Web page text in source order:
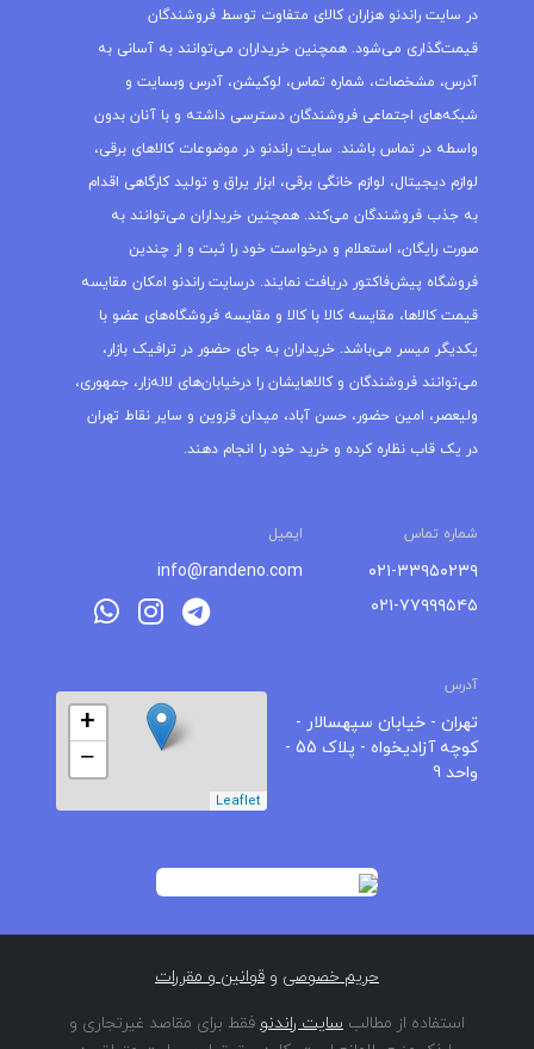
در سایت راندنو هزاران کالای متفاوت توسط فروشندگان
قیمت‌گذاری می‌شود. همچنین خریداران می‌توانند به آسانی به
آدرس، مشخصات، شماره تماس، لوکیشن، آدرس وبسایت و
شبکه‌های اجتماعی فروشندگان دسترسی داشته و با آنان بدون
واسطه در تماس باشند. سایت راندنو در موضوعات کالاهای برقی،
لوازم دیجیتال، لوازم خانگی برقی، ابزار یراق و تولید کارگاهی اقدام
به جذب فروشندگان می‌کند. همچنین خریداران می‌توانند به
صورت رایگان، استعلام و درخواست خود را ثبت و از چندین
فروشگاه پیش‌فاکتور دریافت نمایند. درسایت راندنو امکان مقایسه
قیمت کالاها، مقایسه کالا با کالا و مقایسه فروشگاه‌های عضو با
یکدیگر میسر می‌باشد. خریداران به جای حضور در ترافیک بازار،
می‌توانند فروشندگان و کالاهایشان را درخیابان‌های لاله‌زار، جمهوری،
ولیعصر، امین حضور، حسن آباد، میدان قزوین و سایر نقاط تهران
در یک قاب نظاره کرده و خرید خود را انجام دهند.
شماره تماس ایمیل
۰۲۱-۳۳۹۵۰۲۳۹
۰۲۱-۷۷۹۹۹۵۴۵
info@randeno.com
آدرس
تهران - خیابان سپهسالار -
کوچه آزادیخواه - پلاک 55 -
واحد 9
+
−
Leaflet
حریم خصوصی و قوانین و مقررات
استفاده از مطالب سایت راندنو فقط برای مقاصد غیرتجاری و